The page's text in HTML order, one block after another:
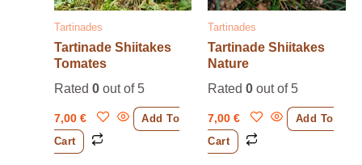
Tartinades
Tartinade Shiitakes
Tomates
Rated 0out of 5
7,00 €
Add To
Cart
Tartinades
Tartinade Shiitakes
Nature
Rated0 out of 5
7,00€
Add To
Cart